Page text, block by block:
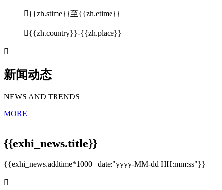
{{zh.stime}}至{{zh.etime}}
{{zh.country}}-{{zh.place}}

新闻动态
NEWS AND TRENDS
MORE
{{exhi_news.title}}
{{exhi_news.addtime*1000 | date:"yyyy-MM-dd HH:mm:ss"}}
